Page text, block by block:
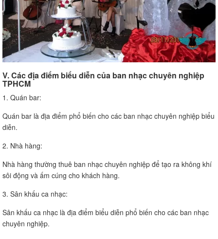
V. Các địa điểm biểu diễn của ban nhạc chuyên nghiệp
TPHCM
1. Quán bar:
Quán bar là địa điểm phổ biến cho các ban nhạc chuyên nghiệp biểu
diễn.
2. Nhà hàng:
Nhà hàng thường thuê ban nhạc chuyên nghiệp để tạo ra không khí
sôi động và ấm cúng cho khách hàng.
3. Sân khấu ca nhạc:
Sân khấu ca nhạc là địa điểm biểu diễn phổ biến cho các ban nhạc
chuyên nghiệp.